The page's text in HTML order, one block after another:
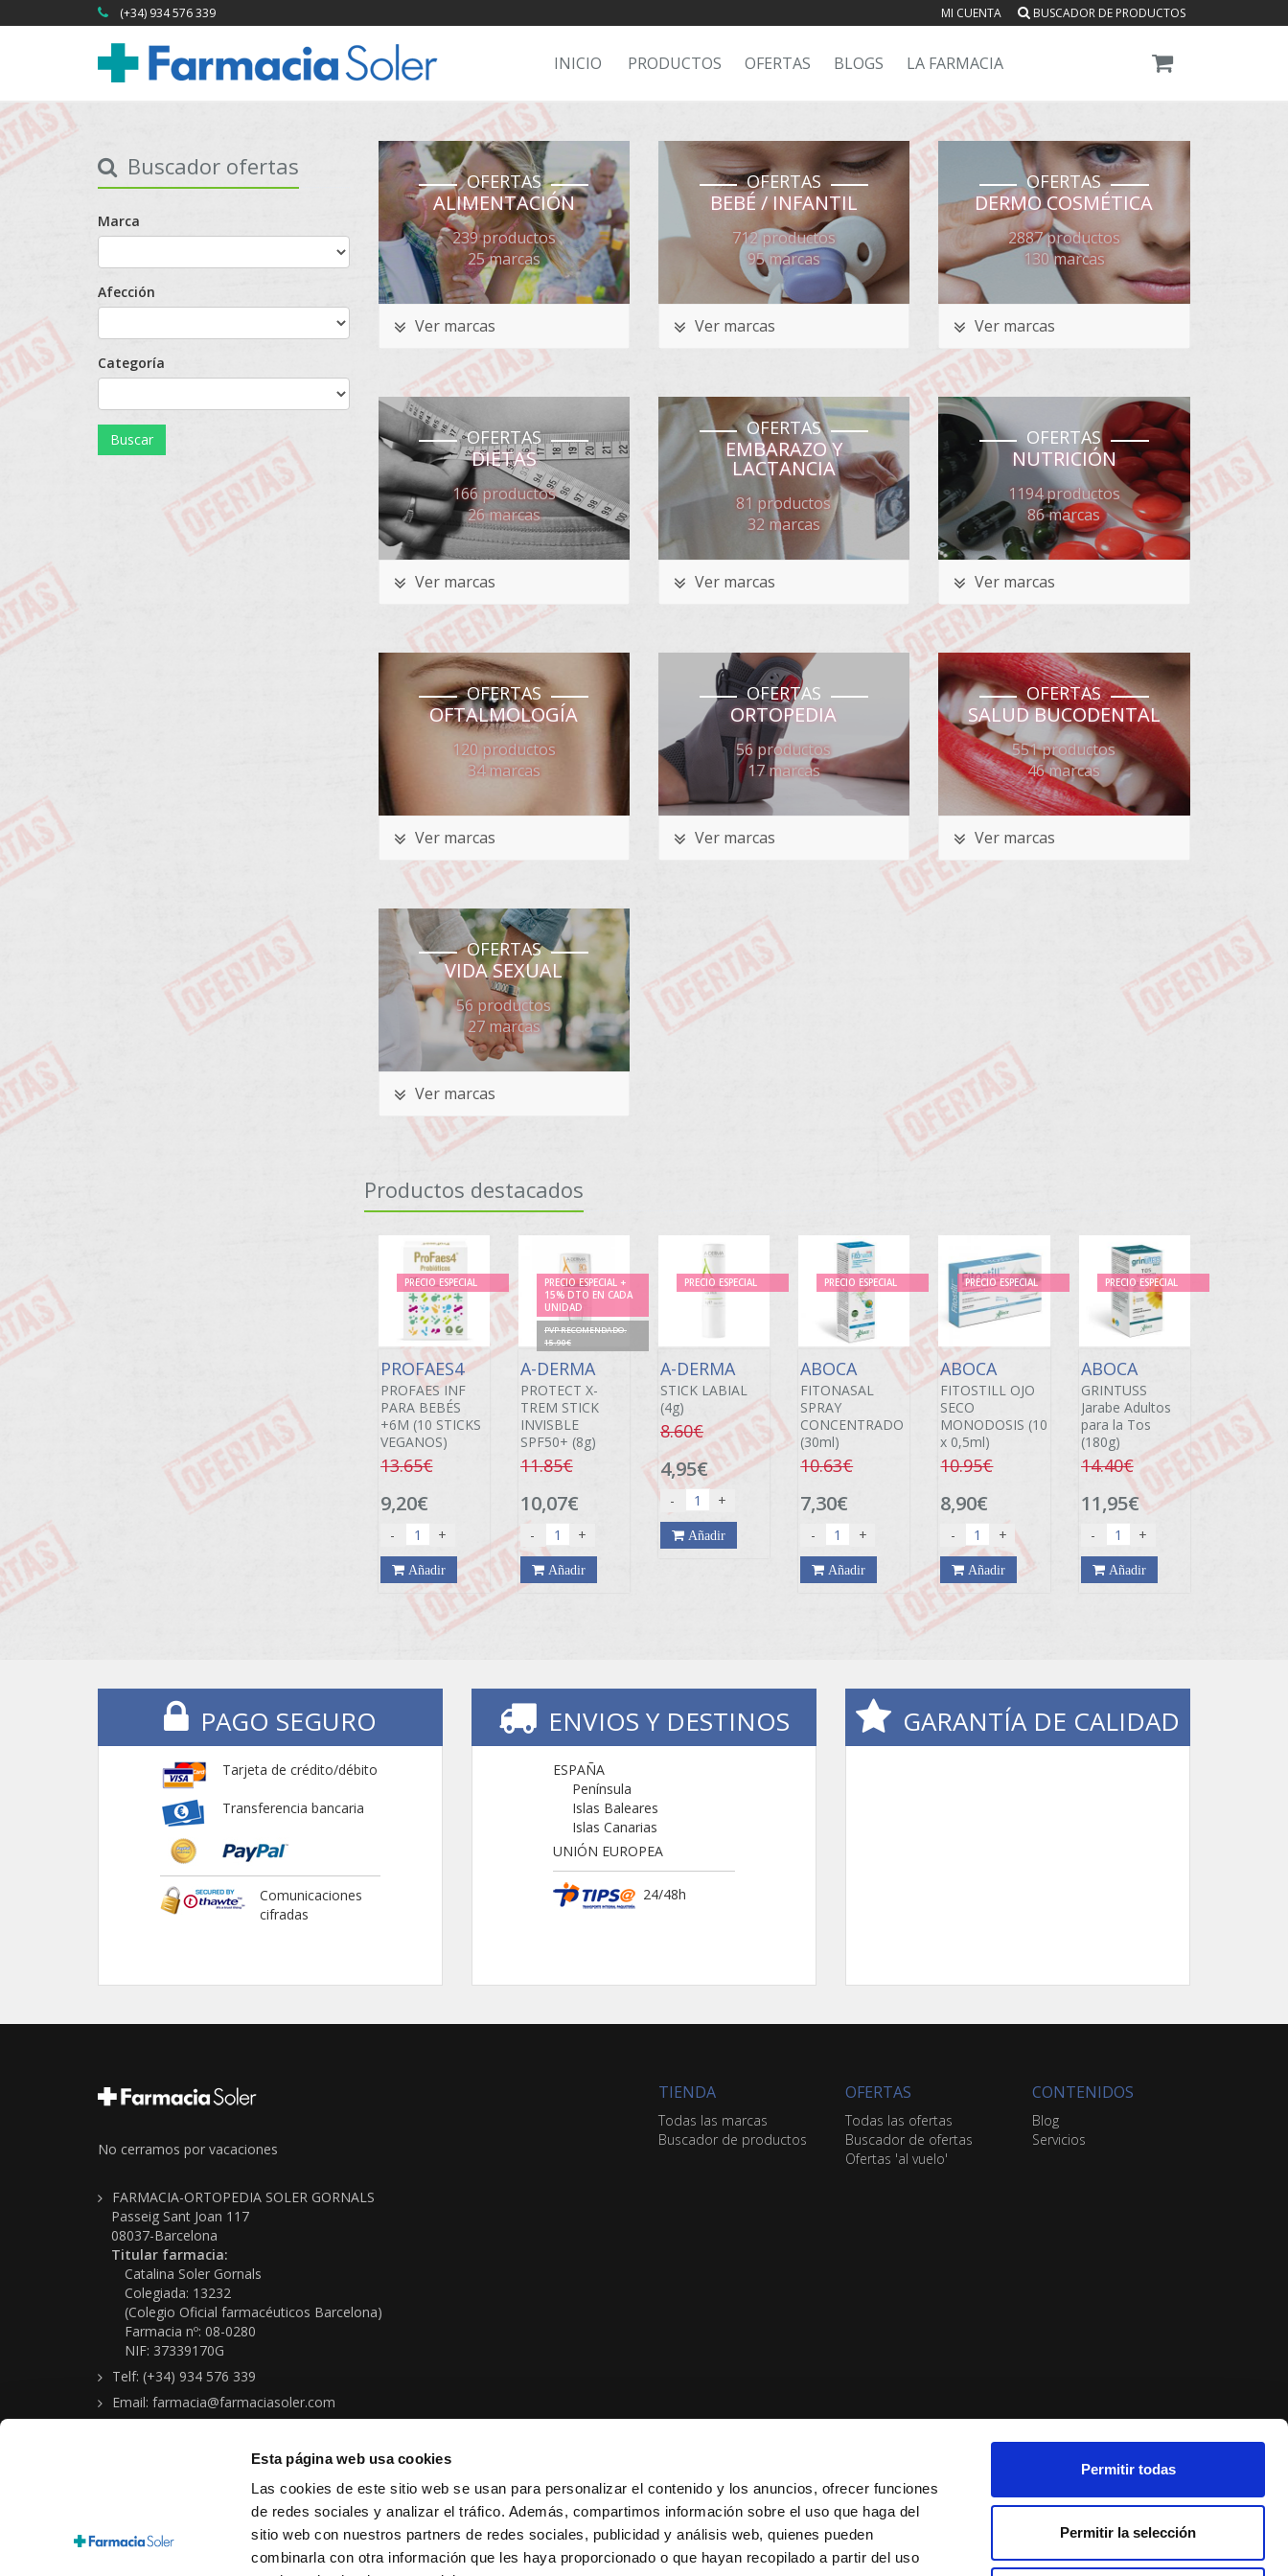
Esta página web usa cookies
Las cookies de este sitio web se usan para personalizar el contenido y los anuncios, ofrecer funciones
de redes sociales y analizar el tráfico. Además, compartimos información sobre el uso que haga del
sitio web con nuestros partners de redes sociales, publicidad y análisis web, quienes pueden
combinarla con otra información que les haya proporcionado o que hayan recopilado a partir del uso
Permitir todas
Permitir la selección
(+34) 934 576 339 MI CUENTA BUSCADOR DE PRODUCTOS
INICIO PRODUCTOS OFERTAS BLOGS LA FARMACIA
Buscador ofertas
Marca
Afección
Categoría
OFERTAS
ALIMENTACIÓN
239 productos
25 marcas
Ver marcas
OFERTAS
BEBÉ / INFANTIL
712 productos
95 marcas
Ver marcas
OFERTAS
DERMO COSMÉTICA
2887 productos
130 marcas
Ver marcas
OFERTAS
DIETAS
166 productos
26 marcas
Ver marcas
OFERTAS
EMBARAZO Y
LACTANCIA
81 productos
32 marcas
Ver marcas
OFERTAS
NUTRICIÓN
1194 productos
86 marcas
Ver marcas
OFERTAS
OFTALMOLOGÍA
120 productos
34 marcas
Ver marcas
OFERTAS
ORTOPEDIA
56 productos
17 marcas
Ver marcas
OFERTAS
SALUD BUCODENTAL
551 productos
46 marcas
Ver marcas
OFERTAS
VIDA SEXUAL
56 productos
27 marcas
Ver marcas
Productos destacados
PRECIO ESPECIAL
PROFAES4
PROFAES INF
PARA BEBÉS
+6M (10 STICKS
VEGANOS)
13.65€
9,20€
- +
Añadir
PRECIO ESPECIAL +
15% DTO EN CADA
UNIDAD
PVP RECOMENDADO.
15.90€
A-DERMA
PROTECT X-
TREM STICK
INVISBLE
SPF50+ (8g)
11.85€
10,07€
- +
Añadir
PRECIO ESPECIAL
A-DERMA
STICK LABIAL
(4g)
8.60€
4,95€
- +
Añadir
PRECIO ESPECIAL
ABOCA
FITONASAL
SPRAY
CONCENTRADO
(30ml)
10.63€
7,30€
- +
Añadir
PRECIO ESPECIAL
ABOCA
FITOSTILL OJO
SECO
MONODOSIS (10
x 0,5ml)
10.95€
8,90€
- +
Añadir
PRECIO ESPECIAL
ABOCA
GRINTUSS
Jarabe Adultos
para la Tos
(180g)
14.40€
11,95€
- +
Añadir
PAGO SEGURO
Tarjeta de crédito/débito
Transferencia bancaria
Comunicaciones
cifradas
ENVIOS Y DESTINOS
ESPAÑA
Península
Islas Baleares
Islas Canarias
UNIÓN EUROPEA
24/48h
GARANTÍA DE CALIDAD
No cerramos por vacaciones
FARMACIA-ORTOPEDIA SOLER GORNALS
Passeig Sant Joan 117
08037-Barcelona
Titular farmacia:
Catalina Soler Gornals
Colegiada: 13232
(Colegio Oficial farmacéuticos Barcelona)
Farmacia nº: 08-0280
NIF: 37339170G
Telf: (+34) 934 576 339
Email: farmacia@farmaciasoler.com
TIENDA
Todas las marcas
Buscador de productos
OFERTAS
Todas las ofertas
Buscador de ofertas
Ofertas 'al vuelo'
CONTENIDOS
Blog
Servicios
Copyright © 2026 Farmacia-Ortopedia Soler Gornals
Condiciones de venta Política de